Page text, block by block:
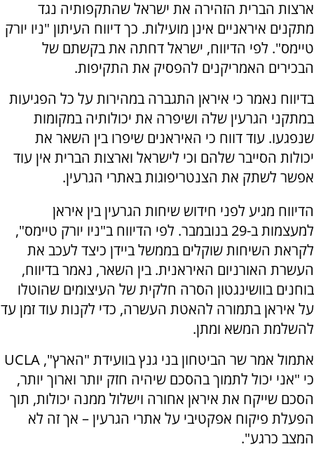
ארצות הברית הזהירה את ישראל שהתקפותיה נגד
מתקנים איראניים אינן מועילות. כך דיווח העיתון "ניו יורק
טיימס". לפי הדיווח, ישראל דחתה את בקשתם של
הבכירים האמריקנים להפסיק את התקיפות.
בדיווח נאמר כי איראן התגברה במהירות על כל הפגיעות
במתקני הגרעין שלה ושיפרה את יכולותיה במקומות
שנפגעו. עוד דווח כי האיראנים שיפרו בין השאר את
יכולות הסייבר שלהם וכי לישראל וארצות הברית אין עוד
אפשר לשתק את הצנטריפוגות באתרי הגרעין.
הדיווח מגיע לפני חידוש שיחות הגרעין בין איראן
למעצמות ב-29 בנובמבר. לפי הדיווח ב"ניו יורק טיימס",
לקראת השיחות שוקלים בממשל ביידן כיצד לעכב את
העשרת האורניום האיראנית. בין השאר, נאמר בדיווח,
בוחנים בוושינגטון הסרה חלקית של העיצומים שהוטלו
על איראן בתמורה להאטת העשרה, כדי לקנות עוד זמן עד
להשלמת המשא ומתן.
אתמול אמר שר הביטחון בני גנץ בוועידת "הארץ", UCLA
כי "אני יכול לתמוך בהסכם שיהיה חזק יותר וארוך יותר,
הסכם שייקח את איראן אחורה וישלול ממנה יכולות, תוך
הפעלת פיקוח אפקטיבי על אתרי הגרעין – אך זה לא
המצב כרגע".